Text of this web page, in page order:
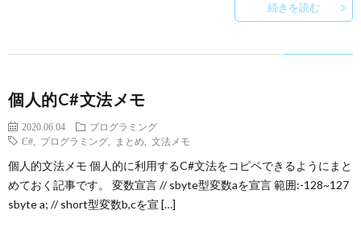
続きを読む
個人的C#文法メモ
2020.06.04
プログラミング
C#
プログラミング まとめ 文法メモ
個人的文法メモ 個人的に利用するC#文法をコピペできるようにまと
めておく記事です。 変数宣言 // sbyte型変数aを宣言 範囲:-128~127
sbyte a; // short型変数b,cを宣 […]